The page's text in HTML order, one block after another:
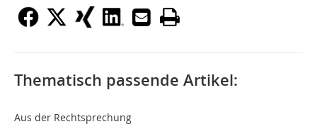
Thematisch passende Artikel:
Aus der Rechtsprechung